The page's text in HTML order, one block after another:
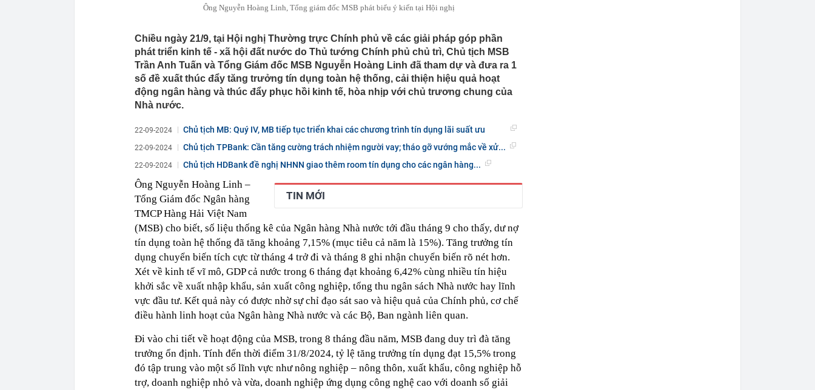
Ông Nguyễn Hoàng Linh, Tổng giám đốc MSB phát biểu ý kiến tại Hội nghị
Chiều ngày 21/9, tại Hội nghị Thường trực Chính phủ về các giải pháp góp phần
phát triển kinh tế - xã hội đất nước do Thủ tướng Chính phủ chủ trì, Chủ tịch MSB
Trần Anh Tuấn và Tổng Giám đốc MSB Nguyễn Hoàng Linh đã tham dự và đưa ra 1
số đề xuất thúc đẩy tăng trưởng tín dụng toàn hệ thống, cải thiện hiệu quả hoạt
động ngân hàng và thúc đẩy phục hồi kinh tế, hòa nhịp với chủ trương chung của
Nhà nước.
22-09-2024
Chủ tịch MB: Quý IV, MB tiếp tục triển khai các chương trình tín dụng lãi suất ưu
22-09-2024 Chủ tịch TPBank: Cần tăng cường trách nhiệm người vay; tháo gỡ vướng mắc về xử...
22-09-2024 Chủ tịch HDBank đề nghị NHNN giao thêm room tín dụng cho các ngân hàng...
TIN MỚI
Ông Nguyễn Hoàng Linh –
Tổng Giám đốc Ngân hàng
TMCP Hàng Hải Việt Nam
(MSB) cho biết, số liệu thống kê của Ngân hàng Nhà nước tới đầu tháng 9 cho thấy, dư nợ
tín dụng toàn hệ thống đã tăng khoảng 7,15% (mục tiêu cả năm là 15%). Tăng trưởng tín
dụng chuyển biến tích cực từ tháng 4 trở đi và tháng 8 ghi nhận chuyển biến rõ nét hơn.
Xét về kinh tế vĩ mô, GDP cả nước trong 6 tháng đạt khoảng 6,42% cùng nhiều tín hiệu
khởi sắc về xuất nhập khẩu, sản xuất công nghiệp, tổng thu ngân sách Nhà nước hay lĩnh
vực đầu tư. Kết quả này có được nhờ sự chỉ đạo sát sao và hiệu quả của Chính phủ, cơ chế
điều hành linh hoạt của Ngân hàng Nhà nước và các Bộ, Ban ngành liên quan.
Đi vào chi tiết về hoạt động của MSB, trong 8 tháng đầu năm, MSB đang duy trì đà tăng
trưởng ổn định. Tính đến thời điểm 31/8/2024, tỷ lệ tăng trưởng tín dụng đạt 15,5% trong
đó tập trung vào một số lĩnh vực như nông nghiệp – nông thôn, xuất khẩu, công nghiệp hỗ
trợ, doanh nghiệp nhỏ và vừa, doanh nghiệp ứng dụng công nghệ cao với doanh số giải